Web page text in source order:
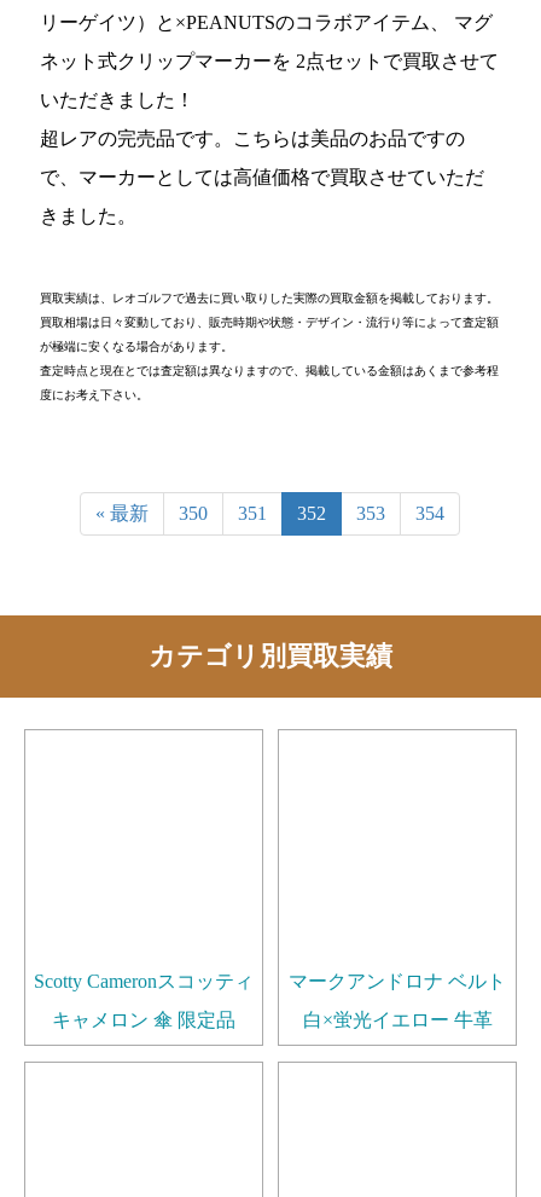
リーゲイツ）と×PEANUTSのコラボアイテム、 マグ
ネット式クリップマーカーを 2点セットで買取させて
いただきました！
超レアの完売品です。こちらは美品のお品ですの
で、マーカーとしては高値価格で買取させていただ
きました。
買取実績は、レオゴルフで過去に買い取りした実際の買取金額を掲載しております。
買取相場は日々変動しており、販売時期や状態・デザイン・流行り等によって査定額
が極端に安くなる場合があります。
査定時点と現在とでは査定額は異なりますので、掲載している金額はあくまで参考程
度にお考え下さい。
« 最新 350 351 352 353 354
カテゴリ別買取実績
Scotty Cameronスコッティ
キャメロン 傘 限定品
マークアンドロナ ベルト
白×蛍光イエロー 牛革